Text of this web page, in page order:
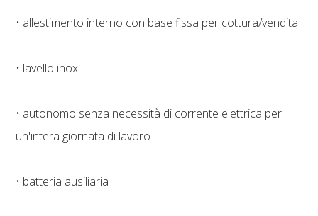
• allestimento interno con base fissa per cottura/vendita
• lavello inox
• autonomo senza necessità di corrente elettrica per
un'intera giornata di lavoro
• batteria ausiliaria